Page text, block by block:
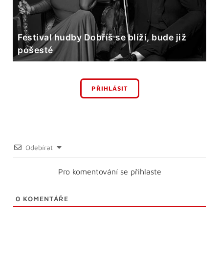
Festival hudby Dobříš se blíží, bude již
pošesté
PŘIHLÁSIT
Odebírat
Pro komentování se přihlaste
0 KOMENTÁŘE